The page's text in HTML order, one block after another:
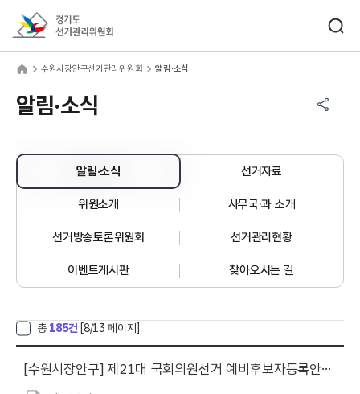
수원시장안구선거관리위원회 알림·소식
알림·소식
알림·소식 선거자료
위원소개 사무국·과 소개
선거방송토론위원회 선거관리현황
이벤트게시판 찾아오시는 길
총 185건 [8/13 페이지]
[수원시장안구] 제21대 국회의원선거 예비후보자등록안내 설명회